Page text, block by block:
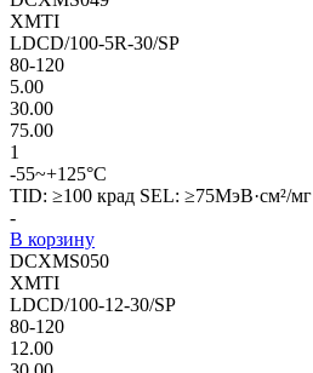
XMTI
LDCD/100-5R-30/SP
80-120
5.00
30.00
75.00
1
-55~+125°C
TID: ≥100 крад SEL: ≥75МэВ·см²/мг
-
В корзину
DCXMS050
XMTI
LDCD/100-12-30/SP
80-120
12.00